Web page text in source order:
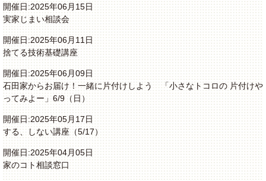
開催日:2025年06月15日
実家じまい相談会
開催日:2025年06月11日
捨てる技術基礎講座
開催日:2025年06月09日
石田家からお届け！一緒に片付けしよう 「小さなトコロの 片付けや
ってみよー」6/9（日）
開催日:2025年05月17日
する、しない講座（5/17）
開催日:2025年04月05日
家のコト相談窓口